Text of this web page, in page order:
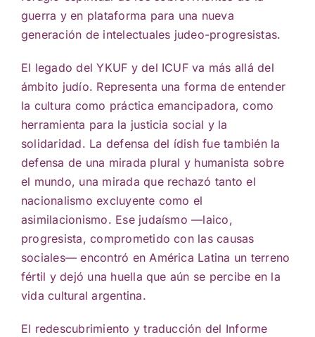
guerra y en plataforma para una nueva
generación de intelectuales judeo-progresistas.
El legado del YKUF y del ICUF va más allá del
ámbito judío. Representa una forma de entender
la cultura como práctica emancipadora, como
herramienta para la justicia social y la
solidaridad. La defensa del ídish fue también la
defensa de una mirada plural y humanista sobre
el mundo, una mirada que rechazó tanto el
nacionalismo excluyente como el
asimilacionismo. Ese judaísmo —laico,
progresista, comprometido con las causas
sociales— encontró en América Latina un terreno
fértil y dejó una huella que aún se percibe en la
vida cultural argentina.
El redescubrimiento y traducción del Informe